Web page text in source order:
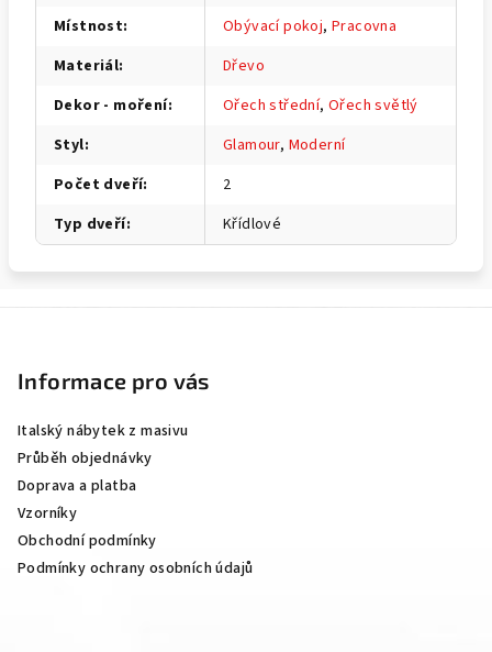
Místnost: Obývací pokoj,Pracovna
Materiál:
Dřevo
Dekor - moření: Ořech střední,Ořech světlý
Styl: Glamour, Moderní
Počet dveří:
2
Typ dveří: Křídlové
Informace pro vás
Italský nábytek z masivu
Průběh objednávky
Doprava a platba
Vzorníky
Obchodní podmínky
Podmínky ochrany osobních údajů